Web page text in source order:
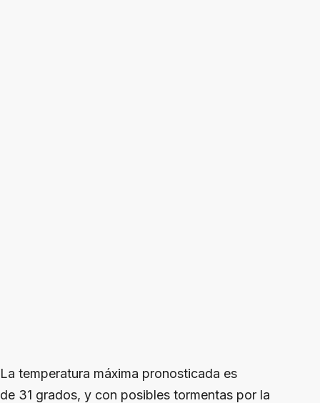
La temperatura máxima pronosticada es
de 31 grados, y con posibles tormentas por la